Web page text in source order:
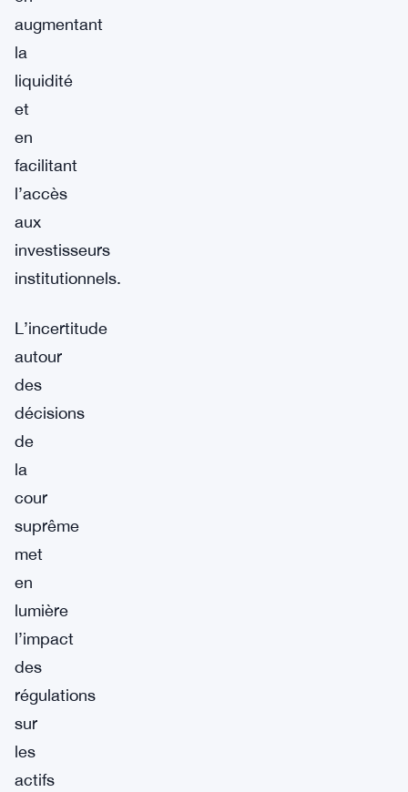
augmentant
la
liquidité
et
en
facilitant
l’accès
aux
investisseurs
institutionnels.
L’incertitude
autour
des
décisions
de
la
cour
suprême
met
en
lumière
l’impact
des
régulations
sur
les
actifs